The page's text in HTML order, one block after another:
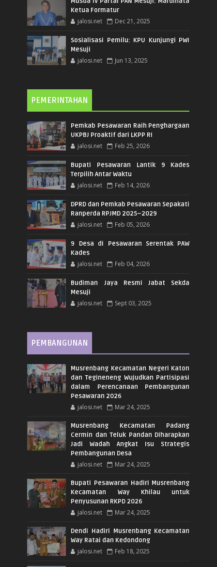
Ketua Formatur
jalosi.net Dec 21, 2025
Sosialisasi Pemilu: KPU Kunjungi PWI
Mesuji
jalosi.net Jun 13, 2025
PEMERINTAHAN
Pemkab Pesawaran Raih Penghargaan
UKPBJ Proaktif dari LKPP RI
jalosi.net Feb 25, 2026
Bupati Pesawaran Lantik 9 Kades
Terpilih Antar Waktu
jalosi.net Feb 14, 2026
DPRD dan Pemkab Pesawaran Sepakati
Ranperda RPJMD 2025–2029
jalosi.net Feb 05, 2026
9 Desa di Pesawaran Serentak PAW
Kades
jalosi.net Feb 04, 2026
Budiman Jaya Resmi Jabat Sekda
Mesuji
jalosi.net Sept 03, 2025
PEMBANGUNAN
Musrenbang Kecamatan Negeri Katon
dan Tegineneng Wujudkan Partisipasi
dalam Perencanaan Pembangunan
Pesawaran 2026
jalosi.net Mar 24, 2025
Musrenbang Kecamatan Padang
Cermin dan Teluk Pandan Diharapkan
Jadi Wadah Angkat Isu Strategis
Pembangunan Desa
jalosi.net Mar 24, 2025
Bupati Pesawaran Hadiri Musrenbang
Kecamatan Way Khilau untuk
Penyusunan RKPD 2026
jalosi.net Mar 24, 2025
Dendi Hadiri Musrenbang Kecamatan
Way Ratai dan Kedondong
jalosi.net Feb 18, 2025